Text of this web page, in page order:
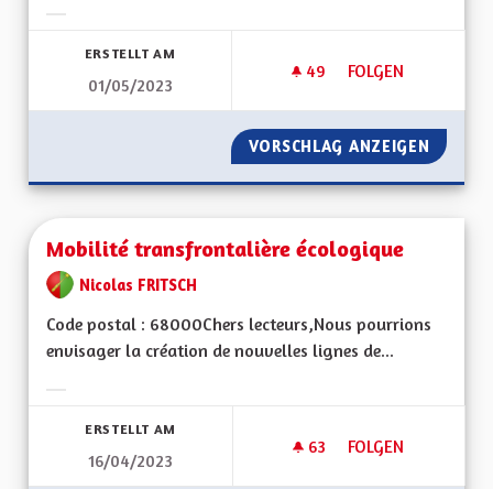
ERSTELLT AM
01/05/2023
49 49 FOLLOWER
FOLGEN
MOBILITY PRICING
VORSCHLAG ANZEIGEN
Mobilité transfrontalière écologique
Nicolas FRITSCH
Code postal : 68000Chers lecteurs,Nous pourrions
envisager la création de nouvelles lignes de...
ERSTELLT AM
16/04/2023
63 63 FOLLOWER
FOLGEN
MOBILITÉ